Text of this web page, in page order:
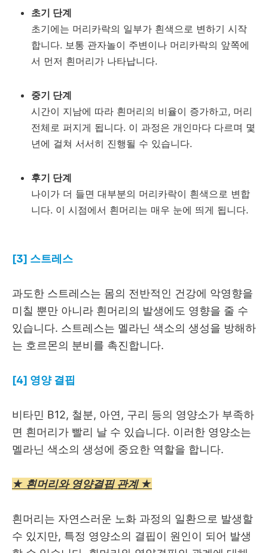
초기 단계
초기에는 머리카락의 일부가 흰색으로 변하기 시작
합니다. 보통 관자놀이 주변이나 머리카락의 앞쪽에
서 먼저 흰머리가 나타납니다.
중기 단계
시간이 지남에 따라 흰머리의 비율이 증가하고, 머리
전체로 퍼지게 됩니다. 이 과정은 개인마다 다르며 몇
년에 걸쳐 서서히 진행될 수 있습니다.
후기 단계
나이가 더 들면 대부분의 머리카락이 흰색으로 변합
니다. 이 시점에서 흰머리는 매우 눈에 띄게 됩니다.
[3] 스트레스
과도한 스트레스는 몸의 전반적인 건강에 악영향을
미칠 뿐만 아니라 흰머리의 발생에도 영향을 줄 수
있습니다. 스트레스는 멜라닌 색소의 생성을 방해하
는 호르몬의 분비를 촉진합니다.
[4] 영양 결핍
비타민 B12, 철분, 아연, 구리 등의 영양소가 부족하
면 흰머리가 빨리 날 수 있습니다. 이러한 영양소는
멜라닌 색소의 생성에 중요한 역할을 합니다.
★ 흰머리와 영양결핍 관계 ★
흰머리는 자연스러운 노화 과정의 일환으로 발생할
수 있지만, 특정 영양소의 결핍이 원인이 되어 발생